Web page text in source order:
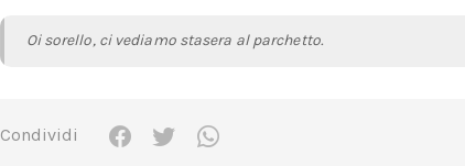
Oi sorello, ci vediamo stasera al parchetto.
Condividi